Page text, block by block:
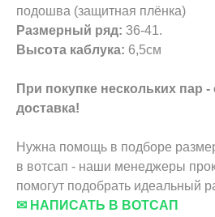
подошва (защитная плёнка)
Размерный ряд: 36-41.
Высота каблука: 6,5см
При покупке нескольких пар -
доставка!
Нужна помощь в подборе
в вотсап - наши менеджеры
помогут подобрать идеальный
✉ НАПИСАТЬ В ВОТСАП